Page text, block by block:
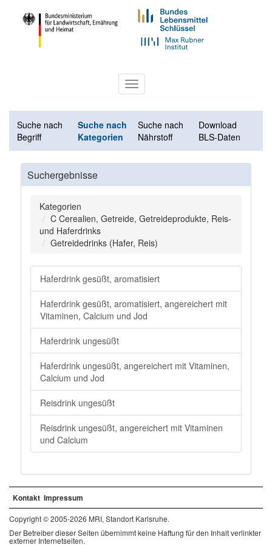
Toggle
navigation
Suche nach
Begriff
Suche nach
Kategorien
Suche nach
Nährstoff
Download
BLS-Daten
Suchergebnisse
Kategorien
C Cerealien, Getreide, Getreideprodukte, Reis-
und Haferdrinks
Getreidedrinks (Hafer, Reis)
Haferdrink gesüßt, aromatisiert
Haferdrink gesüßt, aromatisiert, angereichert mit
Vitaminen, Calcium und Jod
Haferdrink ungesüßt
Haferdrink ungesüßt, angereichert mit Vitaminen,
Calcium und Jod
Reisdrink ungesüßt
Reisdrink ungesüßt, angereichert mit Vitaminen
und Calcium
Kontakt Impressum
Copyright © 2005-2026 MRI, Standort Karlsruhe.
Der Betreiber dieser Seiten übernimmt keine Haftung für den Inhalt verlinkter
externer Internetseiten.